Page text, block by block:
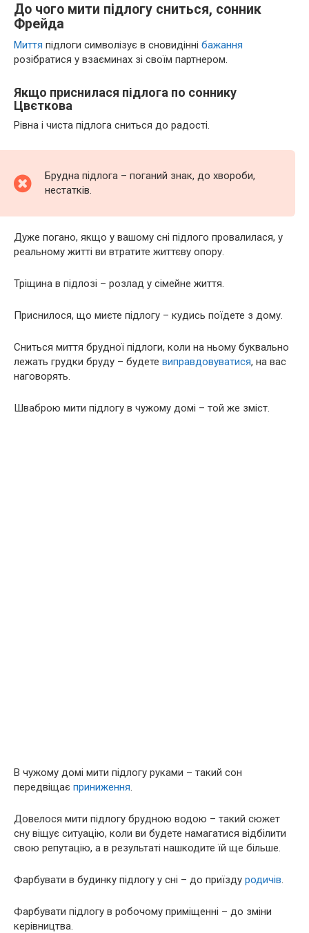
До чого мити підлогу сниться, сонник
Фрейда
Миття підлоги символізує в сновидінні бажання
розібратися у взаєминах зі своїм партнером.
Якщо приснилася підлога по соннику
Цвєткова
Рівна і чиста підлога сниться до радості.
Брудна підлога – поганий знак, до хвороби,
нестатків.
Дуже погано, якщо у вашому сні підлого провалилася, у
реальному житті ви втратите життєву опору.
Тріщина в підлозі – розлад у сімейне життя.
Приснилося, що миєте підлогу – кудись поїдете з дому.
Сниться миття брудної підлоги, коли на ньому буквально
лежать грудки бруду – будете виправдовуватися, на вас
наговорять.
Шваброю мити підлогу в чужому домі – той же зміст.
В чужому домі мити підлогу руками – такий сон
передвіщає приниження.
Довелося мити підлогу брудною водою – такий сюжет
сну віщує ситуацію, коли ви будете намагатися відбілити
свою репутацію, а в результаті нашкодите їй ще більше.
Фарбувати в будинку підлогу у сні – до приїзду родичів.
Фарбувати підлогу в робочому приміщенні – до зміни
керівництва.